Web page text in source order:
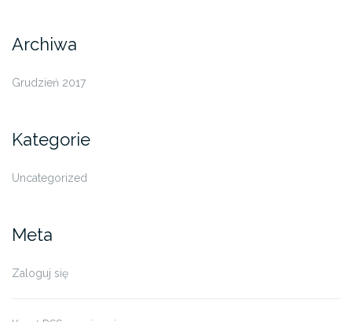
Archiwa
Grudzień 2017
Kategorie
Uncategorized
Meta
Zaloguj się